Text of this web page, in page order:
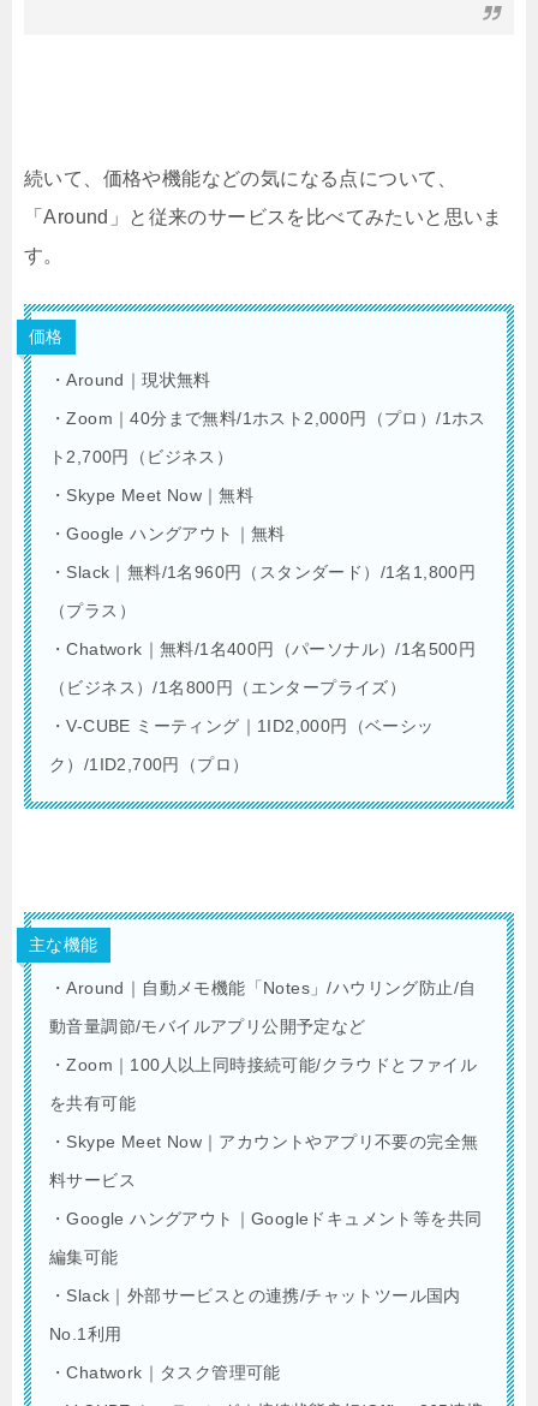
続いて、価格や機能などの気になる点について、
「Around」と従来のサービスを比べてみたいと思いま
す。
価格
・Around｜現状無料
・Zoom｜40分まで無料/1ホスト2,000円（プロ）/1ホス
ト2,700円（ビジネス）
・Skype Meet Now｜無料
・Google ハングアウト｜無料
・Slack｜無料/1名960円（スタンダード）/1名1,800円
（プラス）
・Chatwork｜無料/1名400円（パーソナル）/1名500円
（ビジネス）/1名800円（エンタープライズ）
・V-CUBE ミーティング｜1ID2,000円（ベーシッ
ク）/1ID2,700円（プロ）
主な機能
・Around｜自動メモ機能「Notes」/ハウリング防止/自
動音量調節/モバイルアプリ公開予定など
・Zoom｜100人以上同時接続可能/クラウドとファイル
を共有可能
・Skype Meet Now｜アカウントやアプリ不要の完全無
料サービス
・Google ハングアウト｜Googleドキュメント等を共同
編集可能
・Slack｜外部サービスとの連携/チャットツール国内
No.1利用
・Chatwork｜タスク管理可能